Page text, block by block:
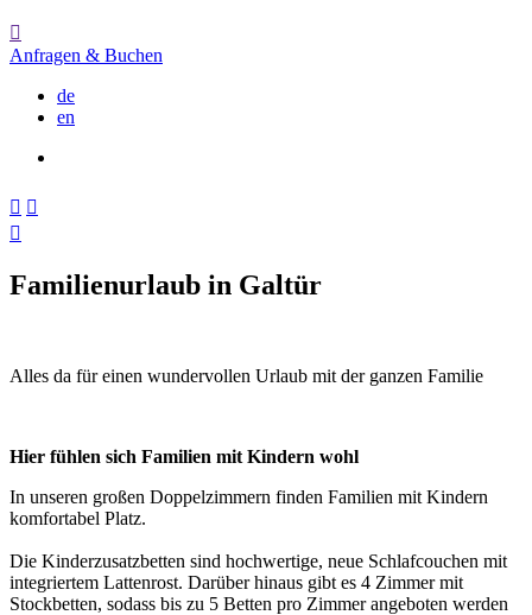

Anfragen & Buchen
de
en
 

Familienurlaub in Galtür
Alles da für einen wundervollen Urlaub mit der ganzen Familie
Hier fühlen sich Familien mit Kindern wohl
In unseren großen Doppelzimmern finden Familien mit Kindern
komfortabel Platz.
Die Kinderzusatzbetten sind hochwertige, neue Schlafcouchen mit
integriertem Lattenrost. Darüber hinaus gibt es 4 Zimmer mit
Stockbetten, sodass bis zu 5 Betten pro Zimmer angeboten werden